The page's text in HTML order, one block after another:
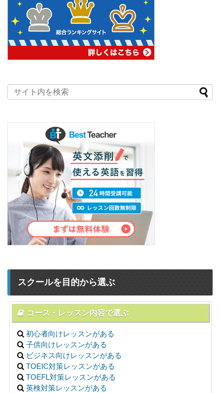
スクールを目的から選ぶ
コース・レッスン内容で選ぶ
初心者向けレッスンがある
子供向けレッスンがある
ビジネス向けレッスンがある
TOEIC対策レッスンがある
TOEFL対策レッスンがある
英検対策レッスンがある